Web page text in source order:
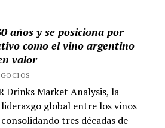
años y se posiciona por
como el vino argentino
valor
Drinks Market Analysis, la
global entre los vinos
tres décadas de